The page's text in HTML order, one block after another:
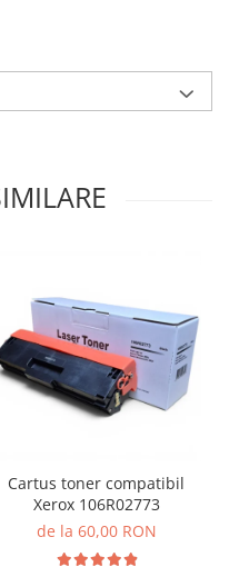
Cartus toner compatibil
Xerox 106R02773
de la 60,00 RON